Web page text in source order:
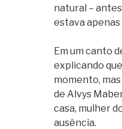
natural –
estava
Em um canto
explicando
momento,
de Alvys
casa, mulher
ausência.